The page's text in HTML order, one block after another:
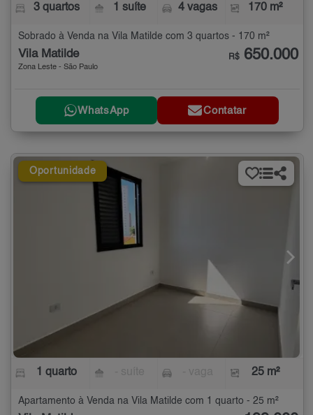
3 quartos 1 suíte 4 vagas 170 m²
Sobrado à Venda na Vila Matilde com 3 quartos - 170 m²
Vila Matilde
Zona Leste - São Paulo
R$ 650.000
WhatsApp Contatar
Oportunidade
1 quarto 25 m²
Apartamento à Venda na Vila Matilde com 1 quarto - 25 m²